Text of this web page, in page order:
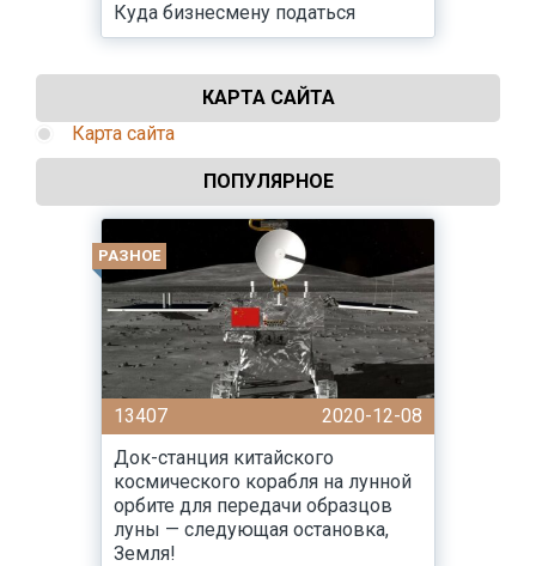
Куда бизнесмену податься
КАРТА САЙТА
Карта сайта
ПОПУЛЯРНОЕ
РАЗНОЕ
13407
2020-12-08
Док-станция китайского
космического корабля на лунной
орбите для передачи образцов
луны — следующая остановка,
Земля!